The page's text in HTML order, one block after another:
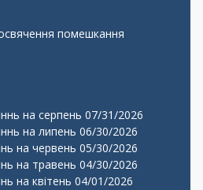
помешкання
на серпень 07/31/2026
на липень 06/30/2026
на червень 05/30/2026
на травень 04/30/2026
на квітень 04/01/2026